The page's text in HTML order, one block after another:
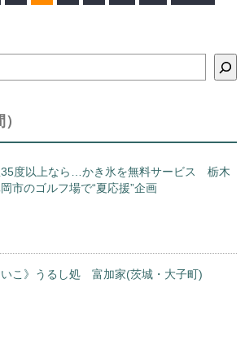
度以上なら…かき氷を無料サービス 栃木
市のゴルフ場で“夏応援”企画
いこ》うるし処 富加家(茨城・大子町)